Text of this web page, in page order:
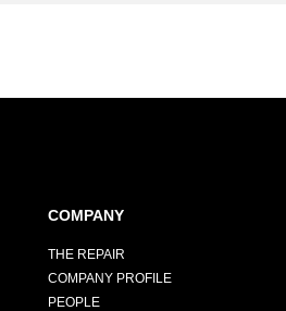
COMPANY
THE REPAIR
COMPANY PROFILE
PEOPLE